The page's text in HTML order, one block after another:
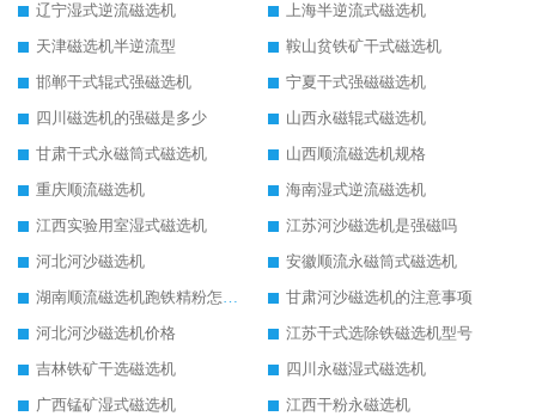
辽宁湿式逆流磁选机
上海半逆流式磁选机
天津磁选机半逆流型
鞍山贫铁矿干式磁选机
邯郸干式辊式强磁选机
宁夏干式强磁磁选机
四川磁选机的强磁是多少
山西永磁辊式磁选机
甘肃干式永磁筒式磁选机
山西顺流磁选机规格
重庆顺流磁选机
海南湿式逆流磁选机
江西实验用室湿式磁选机
江苏河沙磁选机是强磁吗
河北河沙磁选机
安徽顺流永磁筒式磁选机
湖南顺流磁选机跑铁精粉怎么处理
甘肃河沙磁选机的注意事项
河北河沙磁选机价格
江苏干式选除铁磁选机型号
吉林铁矿干选磁选机
四川永磁湿式磁选机
广西锰矿湿式磁选机
江西干粉永磁选机